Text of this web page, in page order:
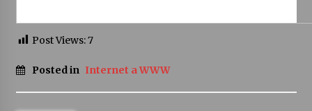
Post Views:7
Posted in Internet a WWW